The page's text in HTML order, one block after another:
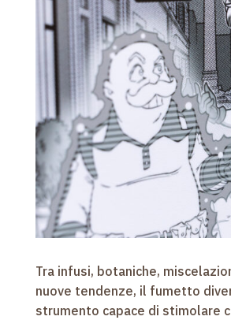
Tra infusi, botaniche,
nuove tendenze, il fumetto
strumento capace di stimolare